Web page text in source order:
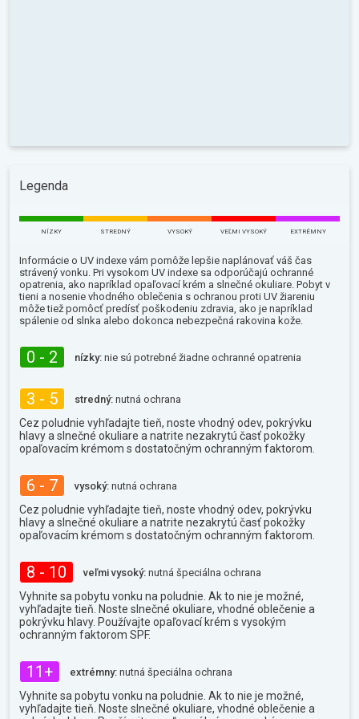
Legenda
NÍZKY STREDNÝ VYSOKÝ VEĽMI VYSOKÝ EXTRÉMNY
Informácie o UV indexe vám pomôže lepšie naplánovať váš čas
strávený vonku. Pri vysokom UV indexe sa odporúčajú ochranné
opatrenia, ako napríklad opaľovací krém a slnečné okuliare. Pobyt v
tieni a nosenie vhodného oblečenia s ochranou proti UV žiareniu
môže tiež pomôcť predísť poškodeniu zdravia, ako je napríklad
spálenie od slnka alebo dokonca nebezpečná rakovina kože.
0 - 2 nízky: nie sú potrebné žiadne ochranné opatrenia
3 - 5 stredný: nutná ochrana
Cez poludnie vyhľadajte tieň, noste vhodný odev, pokrývku
hlavy a slnečné okuliare a natrite nezakrytú časť pokožky
opaľovacím krémom s dostatočným ochranným faktorom.
6 - 7 vysoký: nutná ochrana
Cez poludnie vyhľadajte tieň, noste vhodný odev, pokrývku
hlavy a slnečné okuliare a natrite nezakrytú časť pokožky
opaľovacím krémom s dostatočným ochranným faktorom.
8 - 10 veľmi vysoký: nutná špeciálna ochrana
Vyhnite sa pobytu vonku na poludnie. Ak to nie je možné,
vyhľadajte tieň. Noste slnečné okuliare, vhodné oblečenie a
pokrývku hlavy. Používajte opaľovací krém s vysokým
ochranným faktorom SPF.
11+ extrémny: nutná špeciálna ochrana
Vyhnite sa pobytu vonku na poludnie. Ak to nie je možné,
vyhľadajte tieň. Noste slnečné okuliare, vhodné oblečenie a